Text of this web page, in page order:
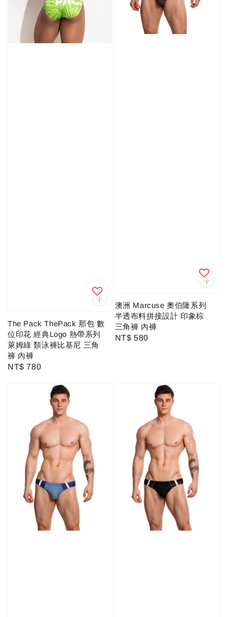
The Pack ThePack 那包 數
位印花 經典Logo 熱帶系列
萊姆綠 類泳褲比基尼 三角
褲 內褲
Regular
NT$ 780
澳洲 Marcuse 奧伯隆系列
半透布料拼接設計 印象棕
三角褲 內褲
Regular
NT$ 580